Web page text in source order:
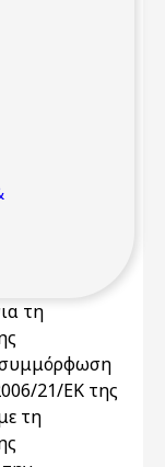
τη
συμμόρφωση
21/ΕΚ της
τη